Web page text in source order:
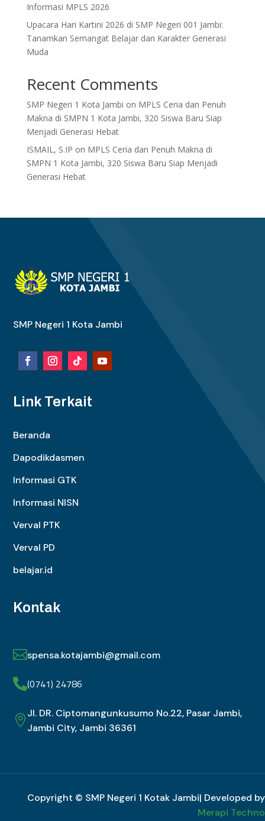
Informasi MPLS 2026
Upacara Hari Kartini 2026 di SMP Negeri 001 Jambi:
Tanamkan Semangat Belajar dan Karakter Generasi
Muda
Recent Comments
SMP Negeri 1 Kota Jambi on MPLS Ceria dan Penuh
Makna di SMPN 1 Kota Jambi, 320 Siswa Baru Siap
Menjadi Generasi Hebat
ISMAIL, S.IP on MPLS Ceria dan Penuh Makna di
SMPN 1 Kota Jambi, 320 Siswa Baru Siap Menjadi
Generasi Hebat
SMP Negeri 1 Kota Jambi
Link Terkait
Beranda
Dapodikdasmen
Informasi GTK
Informasi NISN
Verval PTK
Verval PD
belajar.id
Kontak
spensa.kotajambi@gmail.com
(0741) 24786
Jl. DR. Ciptomangunkusumo No.22, Pasar Jambi,
Jambi City, Jambi 36361
Copyright © SMP Negeri 1 Kotak Jambi| Developed by
Merapi Techno